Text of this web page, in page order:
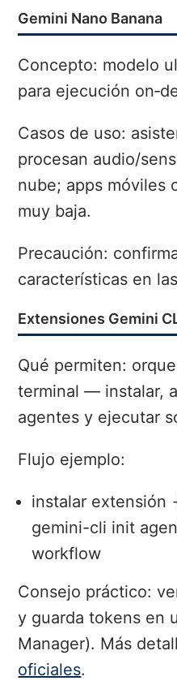
Gemini Nano Banana
Concepto: modelo
para ejecución
Casos de uso:
procesan audio/
nube; apps móviles
muy baja.
Precaución:
características en las
Extensiones Gemini
Qué permiten:
terminal — instalar,
agentes y ejecutar
Flujo ejemplo:
instalar
gemini-cli init
workflow
Consejo práctico:
y guarda tokens en
Manager). Más
oficiales.